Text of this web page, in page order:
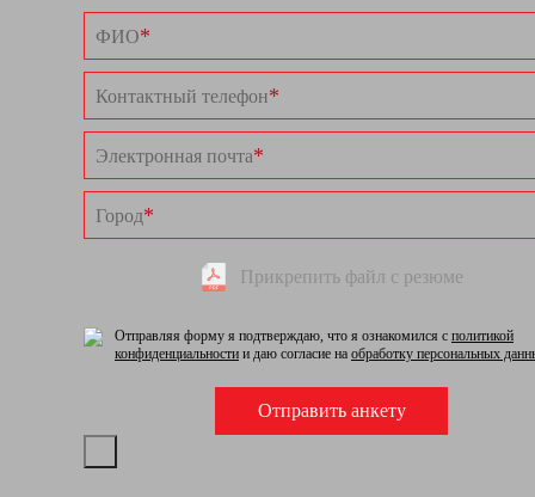
ФИО*
Контактный телефон*
Электронная почта*
Город*
Прикрепить файл с резюме
Отправляя форму я подтверждаю, что я ознакомился с политикой
конфиденциальности и даю согласие на обработку персональных